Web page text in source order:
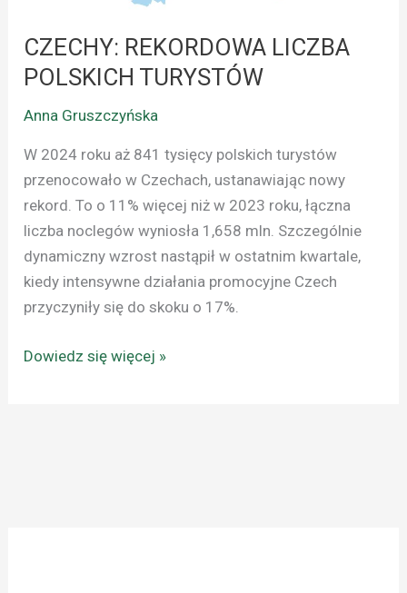
CZECHY: REKORDOWA LICZBA
POLSKICH TURYSTÓW
Anna Gruszczyńska
W 2024 roku aż 841 tysięcy polskich turystów
przenocowało w Czechach, ustanawiając nowy
rekord. To o 11% więcej niż w 2023 roku, łączna
liczba noclegów wyniosła 1,658 mln. Szczególnie
dynamiczny wzrost nastąpił w ostatnim kwartale,
kiedy intensywne działania promocyjne Czech
przyczyniły się do skoku o 17%.
Dowiedz się więcej »